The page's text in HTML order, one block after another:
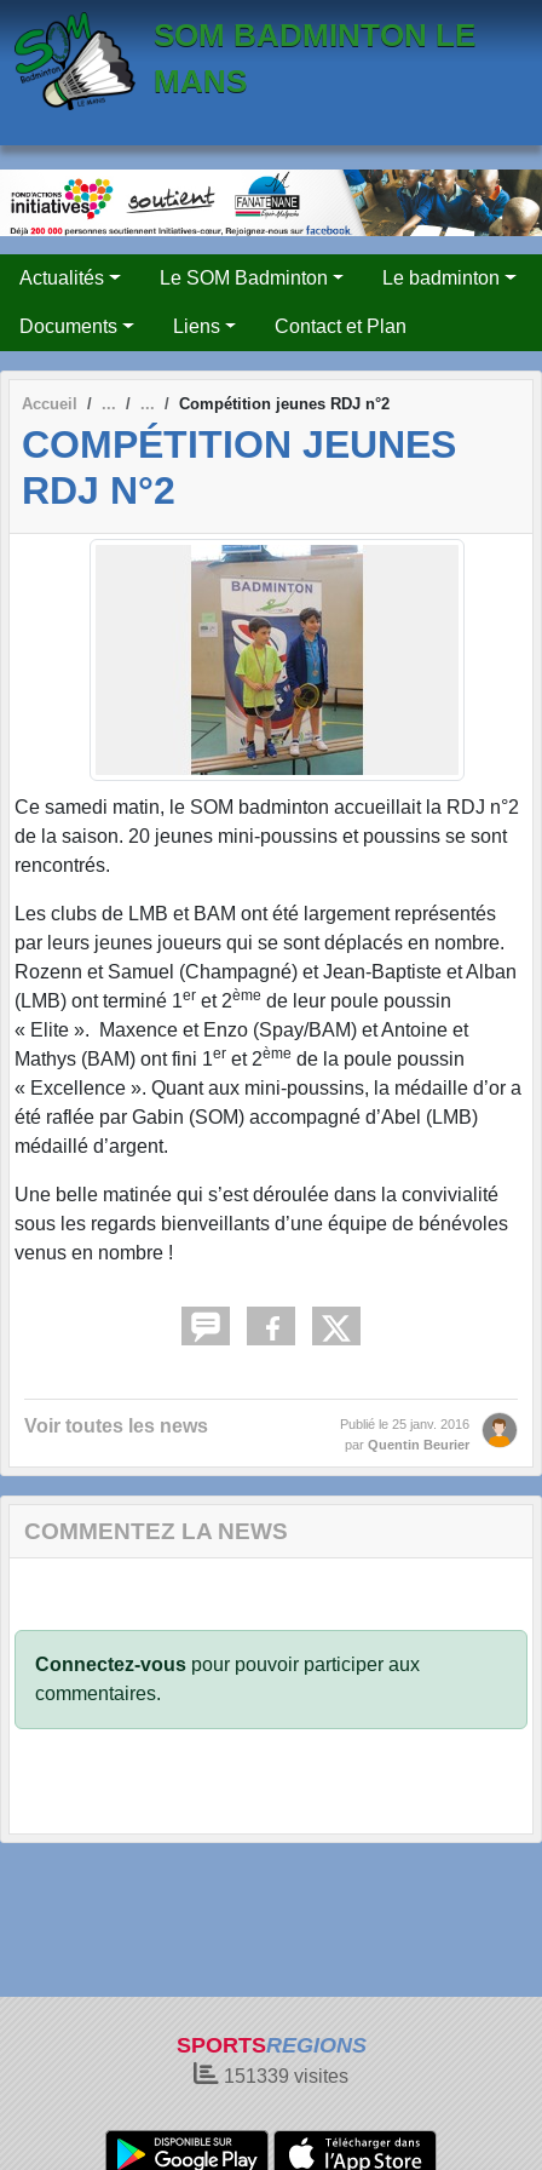
SOM BADMINTON LE
MANS
Actualités Le SOM Badminton Le badminton
Documents Liens Contact et Plan
Accueil Compétition jeunes RDJ n°2
COMPÉTITION JEUNES
RDJ N°2
Ce samedi matin, le SOM badminton accueillait la RDJ n°2
de la saison. 20 jeunes mini-poussins et poussins se sont
rencontrés.
Les clubs de LMB et BAM ont été largement représentés
par leurs jeunes joueurs qui se sont déplacés en nombre.
Rozenn et Samuel (Champagné) et Jean-Baptiste et Alban
(LMB) ont terminé 1er et 2ème de leur poule poussin
« Elite ». Maxence et Enzo (Spay/BAM) et Antoine et
Mathys (BAM) ont fini 1er et 2ème de la poule poussin
« Excellence ». Quant aux mini-poussins, la médaille d’or a
été raflée par Gabin (SOM) accompagné d’Abel (LMB)
médaillé d’argent.
Une belle matinée qui s’est déroulée dans la convivialité
sous les regards bienveillants d’une équipe de bénévoles
venus en nombre !
Voir toutes les news Publié le 25 janv. 2016
par Quentin Beurier
COMMENTEZ LA NEWS
Connectez-vous pour pouvoir participer aux
commentaires.
SPORTSREGIONS
151339 visites
Panneau de gestion des cookies